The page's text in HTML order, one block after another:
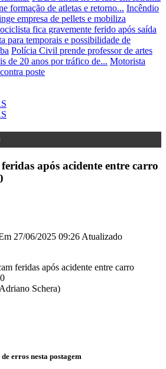
formação de atletas e retorno... Incêndio
empresa de pellets e mobiliza
fica gravemente ferido após saída
para temporais e possibilidade de
Polícia Civil prende professor de artes
de 20 anos por tráfico de... Motorista
poste
após acidente entre carro
27/06/2025 09:26 Atualizado
Schera)
erros nesta postagem